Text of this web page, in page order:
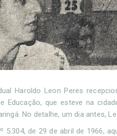
Haroldo Leon Peres
Educação, que esteve na
No detalhe, um dia antes,
5.304, de 29 de abril de 1966,